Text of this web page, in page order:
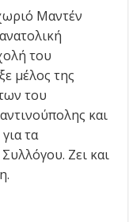
Μαντέν
του
μέλος της
του
και
τα
Ζει και